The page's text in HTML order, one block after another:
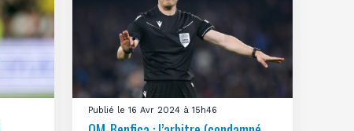
Publié le 16 Avr 2024 à 15h46